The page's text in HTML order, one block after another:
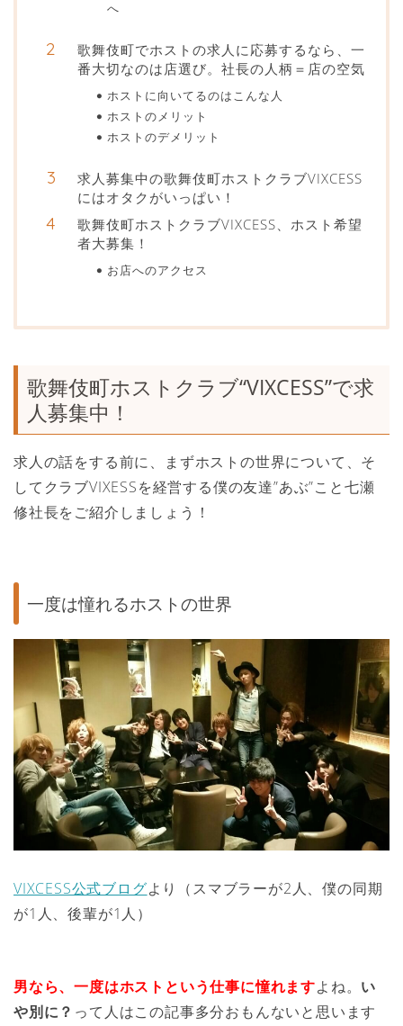
へ
歌舞伎町でホストの求人に応募するなら、一
番大切なのは店選び。社長の人柄＝店の空気
ホストに向いてるのはこんな人
ホストのメリット
ホストのデメリット
求人募集中の歌舞伎町ホストクラブVIXCESS
にはオタクがいっぱい！
歌舞伎町ホストクラブVIXCESS、ホスト希望
者大募集！
お店へのアクセス
歌舞伎町ホストクラブ“VIXCESS”で求
人募集中！
求人の話をする前に、まずホストの世界について、そ
してクラブVIXESSを経営する僕の友達”あぶ”こと七瀬
修社長をご紹介しましょう！
一度は憧れるホストの世界
VIXCESS公式ブログより（スマブラーが2人、僕の同期
が1人、後輩が1人）
男なら、一度はホストという仕事に憧れますよね。 い
や別に？ って人はこの記事多分おもんないと思います